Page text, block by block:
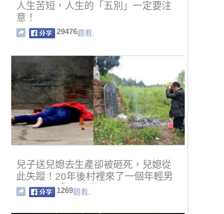
人生苦短，人生的「五別」一定要注
意！
29476觀看.
兒子送兒媳去生產卻被砸死，兒媳從
此失蹤！20年後村裡來了一個年輕男
子竟揭露「驚天隱情」....！
1269觀看.